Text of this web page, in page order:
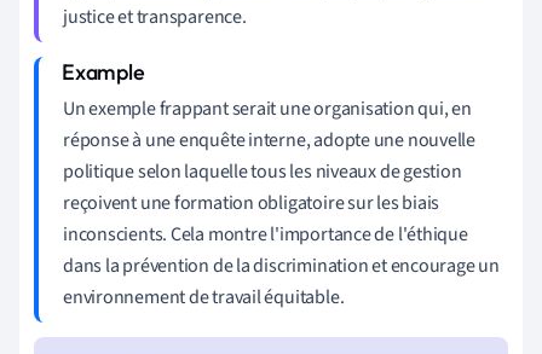
justice et transparence.
Un exemple frappant serait une organisation qui, en
réponse à une enquête interne, adopte une nouvelle
politique selon laquelle tous les niveaux de gestion
reçoivent une formation obligatoire sur les biais
inconscients. Cela montre l'importance de l'éthique
dans la prévention de la discrimination et encourage un
environnement de travail équitable.